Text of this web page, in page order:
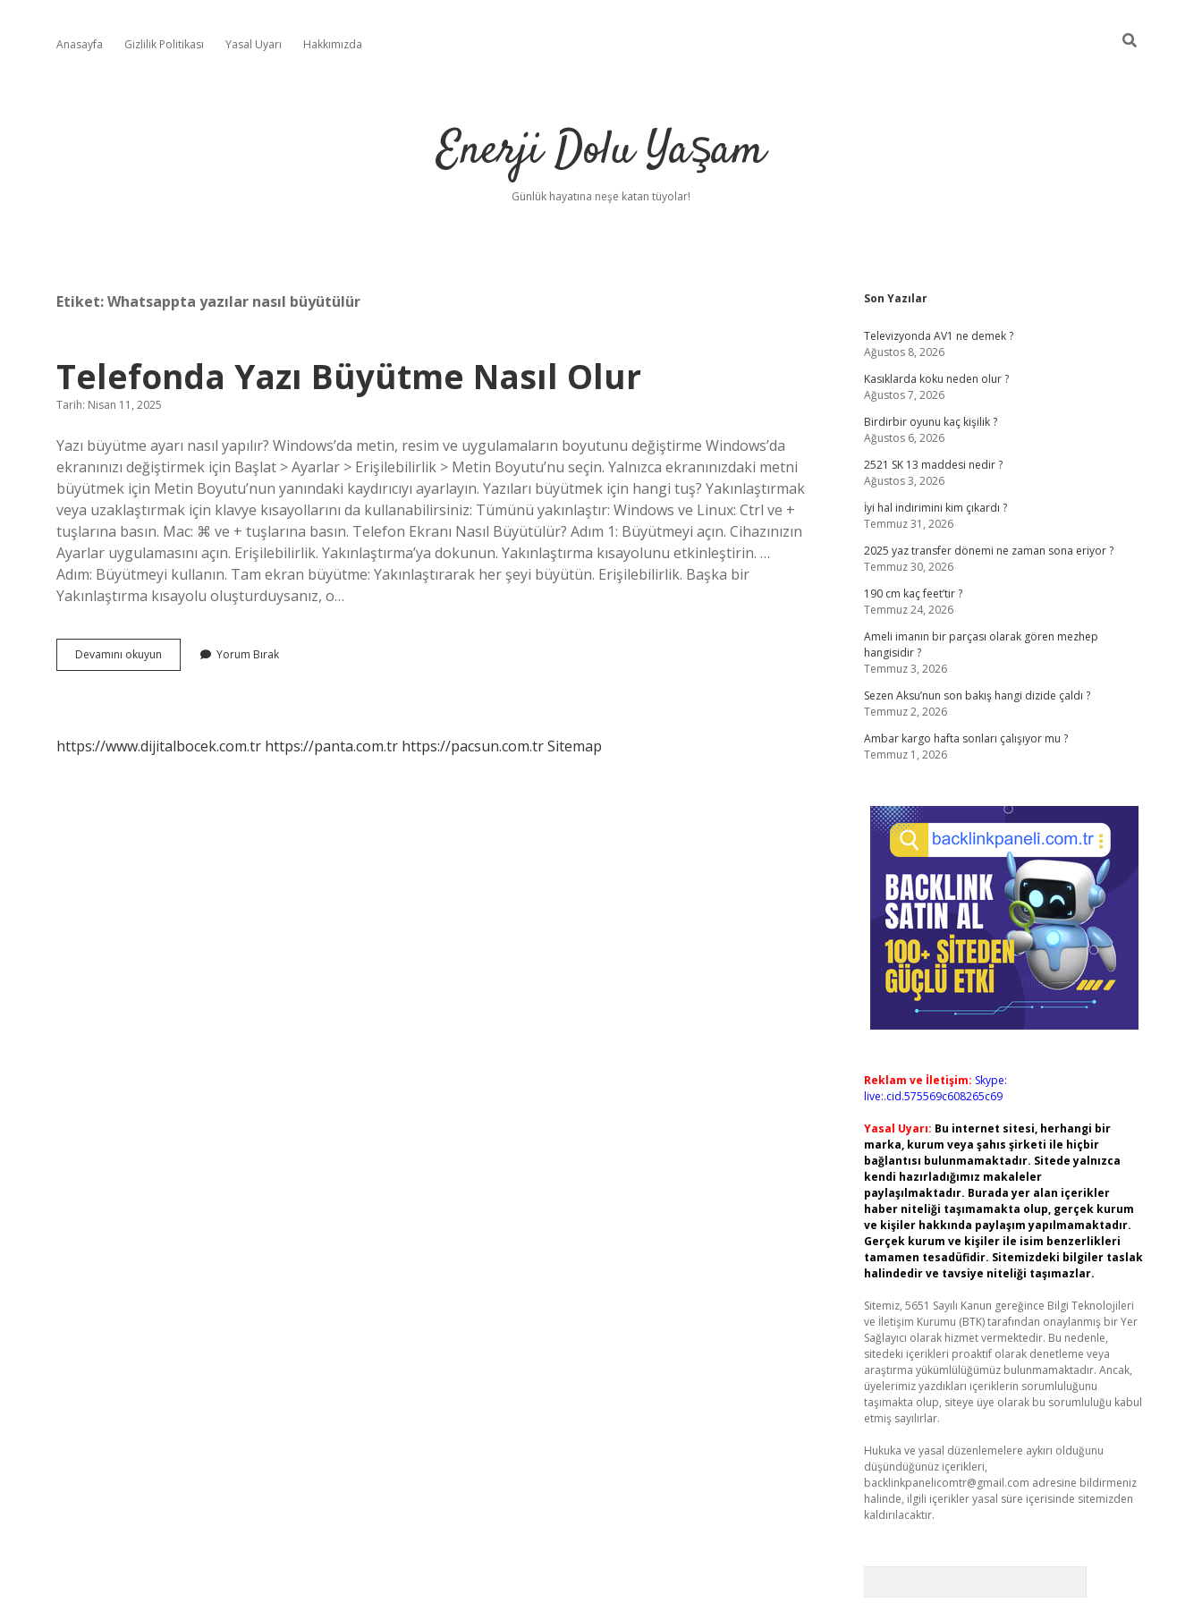
Anasayfa Gizlilik Politikası Yasal Uyarı Hakkımızda
Enerji Dolu Yaşam
Günlük hayatına neşe katan tüyolar!
Etiket:Whatsappta yazılar nasıl büyütülür
Telefonda Yazı Büyütme Nasıl Olur
Tarih: Nisan 11, 2025
Yazı büyütme ayarı nasıl yapılır? Windows’da metin, resim ve uygulamaların boyutunu değiştirme Windows’da
ekranınızı değiştirmek için Başlat > Ayarlar > Erişilebilirlik > Metin Boyutu’nu seçin. Yalnızca ekranınızdaki metni
büyütmek için Metin Boyutu’nun yanındaki kaydırıcıyı ayarlayın. Yazıları büyütmek için hangi tuş? Yakınlaştırmak
veya uzaklaştırmak için klavye kısayollarını da kullanabilirsiniz: Tümünü yakınlaştır: Windows ve Linux: Ctrl ve +
tuşlarına basın. Mac: ⌘ ve + tuşlarına basın. Telefon Ekranı Nasıl Büyütülür? Adım 1: Büyütmeyi açın. Cihazınızın
Ayarlar uygulamasını açın. Erişilebilirlik. Yakınlaştırma’ya dokunun. Yakınlaştırma kısayolunu etkinleştirin. …
Adım: Büyütmeyi kullanın. Tam ekran büyütme: Yakınlaştırarak her şeyi büyütün. Erişilebilirlik. Başka bir
Yakınlaştırma kısayolu oluşturduysanız, o…
Devamını okuyun Telefonda
Yazı
Yorum Bırak
https://www.dijitalbocek.com.tr https://panta.com.tr https://pacsun.com.trSitemap
Sidebar
Son Yazılar
Televizyonda AV1 ne demek ?
Ağustos 8, 2026
Kasıklarda koku neden olur ?
Ağustos 7, 2026
Birdirbir oyunu kaç kişilik ?
Ağustos 6, 2026
2521 SK 13 maddesi nedir ?
Ağustos 3, 2026
İyi hal indirimini kim çıkardı ?
Temmuz 31, 2026
2025 yaz transfer dönemi ne zaman sona eriyor ?
Temmuz 30, 2026
190 cm kaç feet’tir ?
Temmuz 24, 2026
Ameli imanın bir parçası olarak gören mezhep
hangisidir ?
Temmuz 3, 2026
Sezen Aksu’nun son bakış hangi dizide çaldı ?
Temmuz 2, 2026
Ambar kargo hafta sonları çalışıyor mu ?
Temmuz 1, 2026
Reklam ve İletişim: Skype:
live:.cid.575569c608265c69
Yasal Uyarı: Bu internet sitesi, herhangi bir
marka, kurum veya şahıs şirketi ile hiçbir
bağlantısı bulunmamaktadır. Sitede yalnızca
kendi hazırladığımız makaleler
paylaşılmaktadır. Burada yer alan içerikler
haber niteliği taşımamakta olup, gerçek kurum
ve kişiler hakkında paylaşım yapılmamaktadır.
Gerçek kurum ve kişiler ile isim benzerlikleri
tamamen tesadüfidir. Sitemizdeki bilgiler taslak
halindedir ve tavsiye niteliği taşımazlar.
Sitemiz, 5651 Sayılı Kanun gereğince Bilgi Teknolojileri
ve İletişim Kurumu (BTK) tarafından onaylanmış bir Yer
Sağlayıcı olarak hizmet vermektedir. Bu nedenle,
sitedeki içerikleri proaktif olarak denetleme veya
araştırma yükümlülüğümüz bulunmamaktadır. Ancak,
üyelerimiz yazdıkları içeriklerin sorumluluğunu
taşımakta olup, siteye üye olarak bu sorumluluğu kabul
etmiş sayılırlar.
Hukuka ve yasal düzenlemelere aykırı olduğunu
düşündüğünüz içerikleri,
backlinkpanelicomtr@gmail.com adresine bildirmeniz
halinde, ilgili içerikler yasal süre içerisinde sitemizden
kaldırılacaktır.